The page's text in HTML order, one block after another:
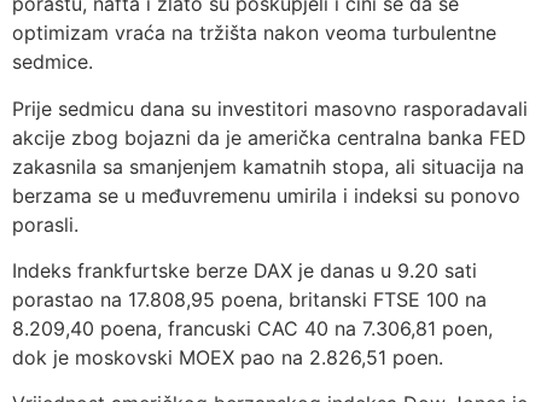
optimizam vraća na tržišta nakon veoma turbulentne
sedmice.
Prije sedmicu dana su investitori masovno rasporadavali
akcije zbog bojazni da je američka centralna banka FED
zakasnila sa smanjenjem kamatnih stopa, ali situacija na
berzama se u međuvremenu umirila i indeksi su ponovo
porasli.
Indeks frankfurtske berze DAX je danas u 9.20 sati
porastao na 17.808,95 poena, britanski FTSE 100 na
8.209,40 poena, francuski CAC 40 na 7.306,81 poen,
dok je moskovski MOEX pao na 2.826,51 poen.